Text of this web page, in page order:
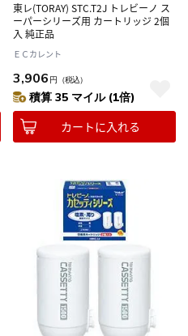
東レ(TORAY) STC.T2J トレビーノ ス
ーパーシリーズ用 カートリッジ 2個
入 純正品
ＥＣカレント
3,906 円 （税込）
積算 35 マイル (1倍)
カートに入れる